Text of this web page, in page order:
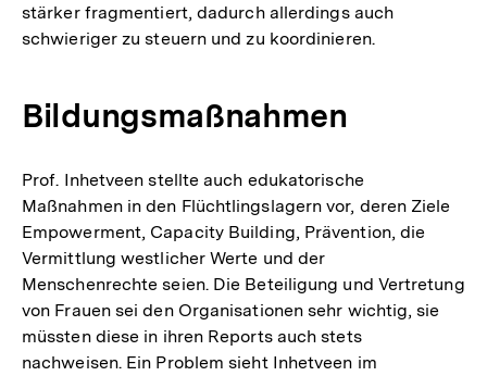
stärker fragmentiert, dadurch allerdings auch
schwieriger zu steuern und zu koordinieren.
Bildungsmaßnahmen
Prof. Inhetveen stellte auch edukatorische
Maßnahmen in den Flüchtlingslagern vor, deren Ziele
Empowerment, Capacity Building, Prävention, die
Vermittlung westlicher Werte und der
Menschenrechte seien. Die Beteiligung und Vertretung
von Frauen sei den Organisationen sehr wichtig, sie
müssten diese in ihren Reports auch stets
nachweisen. Ein Problem sieht Inhetveen im